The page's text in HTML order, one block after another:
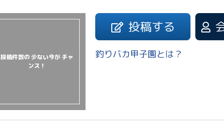
投稿件数の 少ない今が チャ
ンス！
投稿する
釣りバカ甲子園とは？